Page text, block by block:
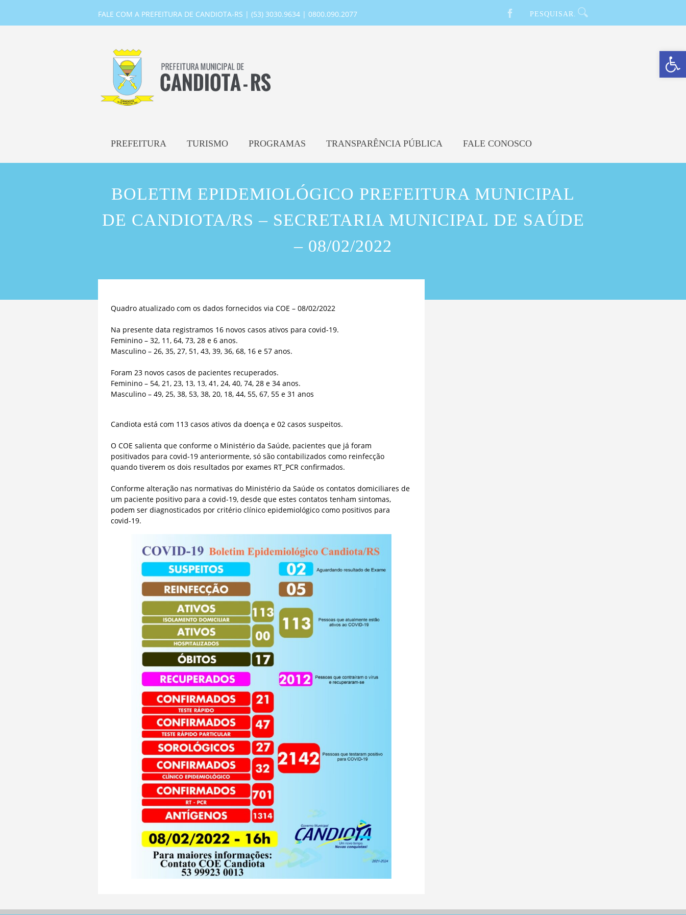
Barra de Ferramentas Aberta
FALE COM A PREFEITURA DE CANDIOTA-RS | (53) 3030.9634 | 0800.090.2077
PREFEITURA TURISMO PROGRAMAS TRANSPARÊNCIA PÚBLICA FALE CONOSCO
BOLETIM EPIDEMIOLÓGICO PREFEITURA MUNICIPAL
DE CANDIOTA/RS – SECRETARIA MUNICIPAL DE SAÚDE
– 08/02/2022
Quadro atualizado com os dados fornecidos via COE – 08/02/2022
Na presente data registramos 16 novos casos ativos para covid-19.
Feminino – 32, 11, 64, 73, 28 e 6 anos.
Masculino – 26, 35, 27, 51, 43, 39, 36, 68, 16 e 57 anos.
Foram 23 novos casos de pacientes recuperados.
Feminino – 54, 21, 23, 13, 13, 41, 24, 40, 74, 28 e 34 anos.
Masculino – 49, 25, 38, 53, 38, 20, 18, 44, 55, 67, 55 e 31 anos
Candiota está com 113 casos ativos da doença e 02 casos suspeitos.
O COE salienta que conforme o Ministério da Saúde, pacientes que já foram
positivados para covid-19 anteriormente, só são contabilizados como reinfecção
quando tiverem os dois resultados por exames RT_PCR confirmados.
Conforme alteração nas normativas do Ministério da Saúde os contatos domiciliares de
um paciente positivo para a covid-19, desde que estes contatos tenham sintomas,
podem ser diagnosticados por critério clínico epidemiológico como positivos para
covid-19.